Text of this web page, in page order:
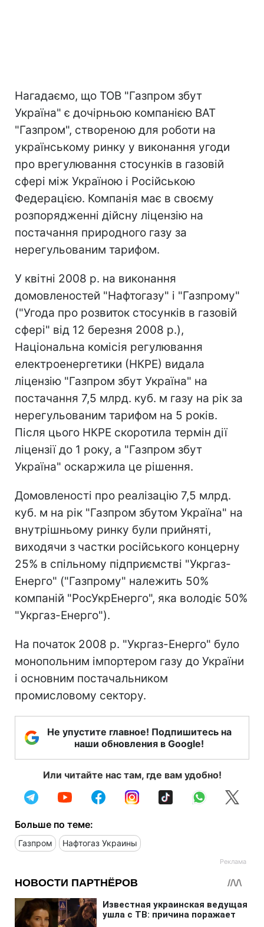
Нагадаємо, що ТОВ "Газпром збут
Україна" є дочірньою компанією ВАТ
"Газпром", створеною для роботи на
українському ринку у виконання угоди
про врегулювання стосунків в газовій
сфері між Україною і Російською
Федерацією. Компанія має в своєму
розпорядженні дійсну ліцензію на
постачання природного газу за
нерегульованим тарифом.
У квітні 2008 р. на виконання
домовленостей "Нафтогазу" і "Газпрому"
("Угода про розвиток стосунків в газовій
сфері" від 12 березня 2008 р.),
Національна комісія регулювання
електроенергетики (НКРЕ) видала
ліцензію "Газпром збут Україна" на
постачання 7,5 млрд. куб. м газу на рік за
нерегульованим тарифом на 5 років.
Після цього НКРЕ скоротила термін дії
ліцензії до 1 року, а "Газпром збут
Україна" оскаржила це рішення.
Домовленості про реалізацію 7,5 млрд.
куб. м на рік "Газпром збутом Україна" на
внутрішньому ринку були прийняті,
виходячи з частки російського концерну
25% в спільному підприємстві "Укргаз-
Енерго" ("Газпрому" належить 50%
компаній "РосУкрЕнерго", яка володіє 50%
"Укргаз-Енерго").
На початок 2008 р. "Укргаз-Енерго" було
монопольним імпортером газу до України
і основним постачальником
промисловому сектору.
Не упустите главное! Подпишитесь на
наши обновления в Google!
Или читайте нас там, где вам удобно!
Больше по теме:
Газпром Нафтогаз Украины